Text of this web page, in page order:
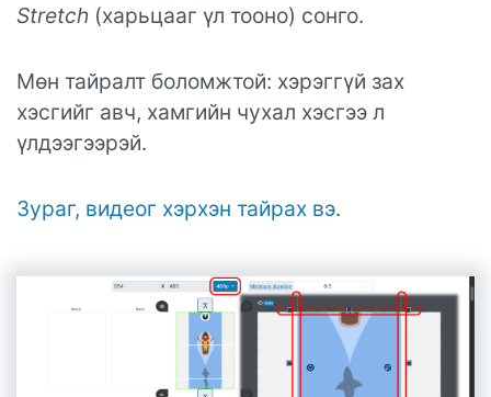
Stretch (харьцааг үл тооно) сонго.
Мөн тайралт боломжтой: хэрэггүй зах
хэсгийг авч, хамгийн чухал хэсгээ л
үлдээгээрэй.
Зураг, видеог хэрхэн тайрах вэ.